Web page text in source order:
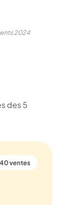
2024
des 5
40 ventes